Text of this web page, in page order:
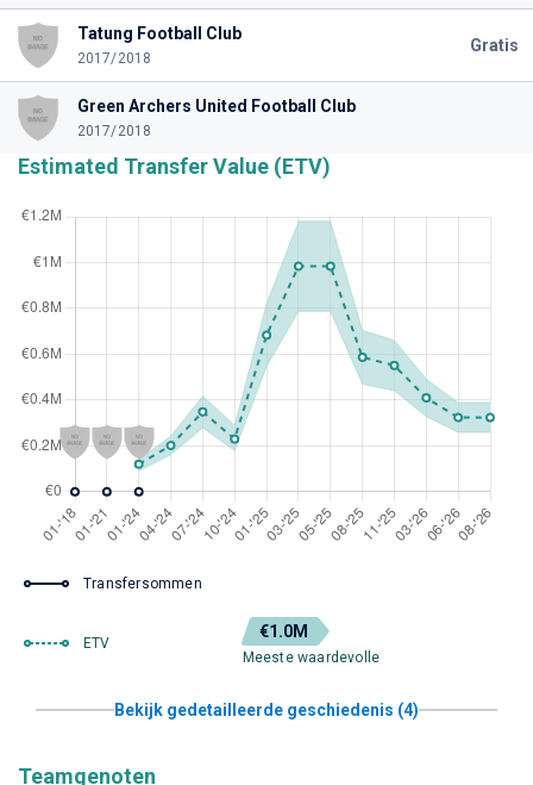
Tatung Football Club
2017/2018
Gratis
Green Archers United Football Club
2017/2018
Estimated Transfer Value (ETV)
Transfersommen
ETV
€1.0M
Meeste waardevolle
Bekijk gedetailleerde geschiedenis (4)
Teamgenoten